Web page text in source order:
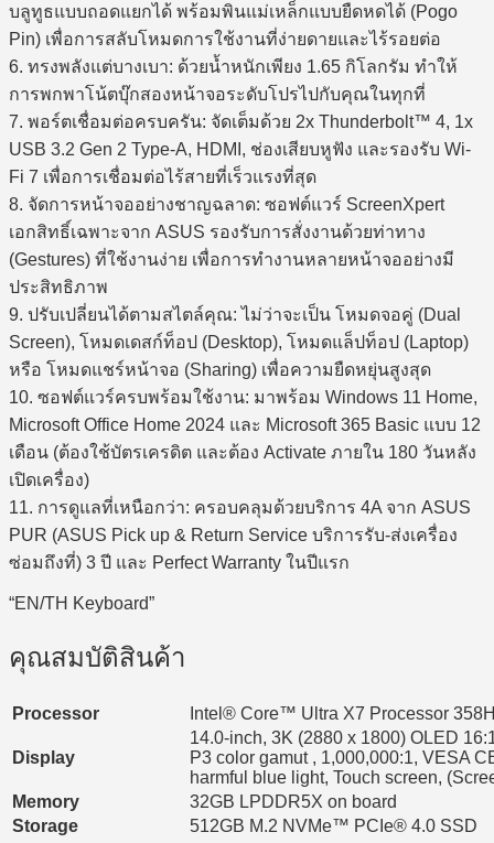
บลูทูธแบบถอดแยกได้ พร้อมพินแม่เหล็กแบบยืดหดได้ (Pogo
Pin) เพื่อการสลับโหมดการใช้งานที่ง่ายดายและไร้รอยต่อ
6. ทรงพลังแต่บางเบา: ด้วยน้ำหนักเพียง 1.65 กิโลกรัม ทำให้
การพกพาโน้ตบุ๊กสองหน้าจอระดับโปรไปกับคุณในทุกที่
7. พอร์ตเชื่อมต่อครบครัน: จัดเต็มด้วย 2x Thunderbolt™ 4, 1x
USB 3.2 Gen 2 Type-A, HDMI, ช่องเสียบหูฟัง และรองรับ Wi-
Fi 7 เพื่อการเชื่อมต่อไร้สายที่เร็วแรงที่สุด
8. จัดการหน้าจออย่างชาญฉลาด: ซอฟต์แวร์ ScreenXpert
เอกสิทธิ์เฉพาะจาก ASUS รองรับการสั่งงานด้วยท่าทาง
(Gestures) ที่ใช้งานง่าย เพื่อการทำงานหลายหน้าจออย่างมี
ประสิทธิภาพ
9. ปรับเปลี่ยนได้ตามสไตล์คุณ: ไม่ว่าจะเป็น โหมดจอคู่ (Dual
Screen), โหมดเดสก์ท็อป (Desktop), โหมดแล็ปท็อป (Laptop)
หรือ โหมดแชร์หน้าจอ (Sharing) เพื่อความยืดหยุ่นสูงสุด
10. ซอฟต์แวร์ครบพร้อมใช้งาน: มาพร้อม Windows 11 Home,
Microsoft Office Home 2024 และ Microsoft 365 Basic แบบ 12
เดือน (ต้องใช้บัตรเครดิต และต้อง Activate ภายใน 180 วันหลัง
เปิดเครื่อง)
11. การดูแลที่เหนือกว่า: ครอบคลุมด้วยบริการ 4A จาก ASUS
PUR (ASUS Pick up & Return Service บริการรับ-ส่งเครื่อง
ซ่อมถึงที่) 3 ปี และ Perfect Warranty ในปีแรก
“EN/TH Keyboard”
คุณสมบัติสินค้า
Processor Intel® Core™ Ultra X7 Processor
Display
14.0-inch, 3K (2880 x 1800) OLED
P3 color gamut , 1,000,000:1, VESA
harmful blue light, Touch screen,
Memory
32GB LPDDR5X on board
Storage
512GB M.2 NVMe™ PCIe® 4.0 SSD